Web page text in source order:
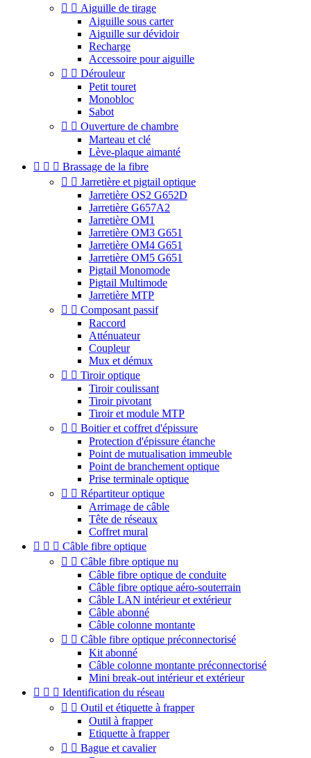
  Aiguille de tirage
Aiguille sous carter
Aiguille sur dévidoir
Recharge
Accessoire pour aiguille
  Dérouleur
Petit touret
Monobloc
Sabot
  Ouverture de chambre
Marteau et clé
Lève-plaque aimanté
   Brassage de la fibre
  Jarretière et pigtail optique
Jarretière OS2 G652D
Jarretière G657A2
Jarretière OM1
Jarretière OM3 G651
Jarretière OM4 G651
Jarretière OM5 G651
Pigtail Monomode
Pigtail Multimode
Jarretière MTP
  Composant passif
Raccord
Atténuateur
Coupleur
Mux et démux
  Tiroir optique
Tiroir coulissant
Tiroir pivotant
Tiroir et module MTP
  Boitier et coffret d'épissure
Protection d'épissure étanche
Point de mutualisation immeuble
Point de branchement optique
Prise terminale optique
  Répartiteur optique
Arrimage de câble
Tête de réseaux
Coffret mural
   Câble fibre optique
  Câble fibre optique nu
Câble fibre optique de conduite
Câble fibre optique aéro-souterrain
Câble LAN intérieur et extérieur
Câble abonné
Câble colonne montante
  Câble fibre optique préconnectorisé
Kit abonné
Câble colonne montante préconnectorisé
Mini break-out intérieur et extérieur
   Identification du réseau
  Outil et étiquette à frapper
Outil à frapper
Etiquette à frapper
  Bague et cavalier